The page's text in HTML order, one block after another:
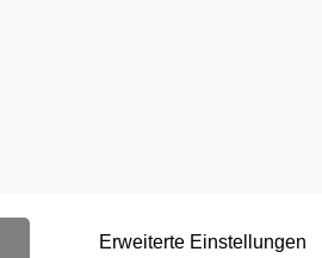
Erweiterte Einstellungen